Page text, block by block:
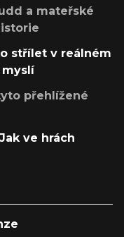
a mateřské
střílet v reálném
myslí
přehlížené
ve hrách